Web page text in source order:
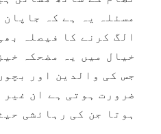
مسئلہ یہ ہے کہ
الگ کرنے کا فیصلہ
خیال میں یہ مضحکہ
جس کی والدین اور
ضرورت ہوتی ہے ان غیر
ہوتا جن کی رہائشی